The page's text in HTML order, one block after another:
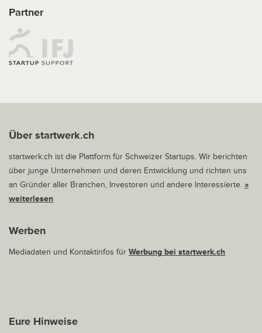
Partner
Über startwerk.ch
startwerk.ch ist die Plattform für Schweizer Startups. Wir berichten
über junge Unternehmen und deren Entwicklung und richten uns
an Gründer aller Branchen, Investoren und andere Interessierte. »
weiterlesen
Werben
Mediadaten und Kontaktinfos für Werbung bei startwerk.ch
Eure Hinweise